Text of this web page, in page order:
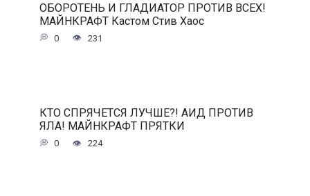
ОБОРОТЕНЬ И ГЛАДИАТОР ПРОТИВ ВСЕХ!
МАЙНКРАФТ Кастом Стив Хаос
0 231
КТО СПРЯЧЕТСЯ ЛУЧШЕ?! АИД ПРОТИВ
ЯЛА! МАЙНКРАФТ ПРЯТКИ
0 224